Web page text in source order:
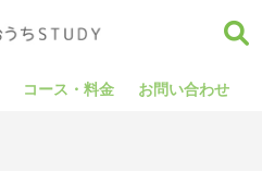
コース・料金 お問い合わせ